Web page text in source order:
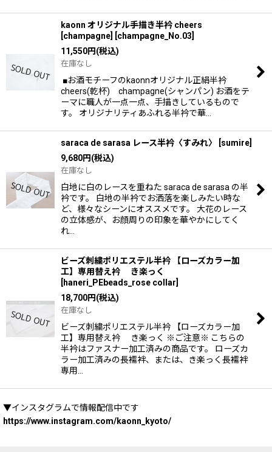
kaonn オリジナル手描き半衿 cheers
[champagne]
champagne_No.03
11,550円(税込)
在庫なし
■お酒モチーフのkaonnオリジナル正絹半衿
cheers(乾杯) champagne(シャンパン) お酒をテ
ーマに職人が一点一点、手描きしているもので
す。 オリジナリティあふれる半衿で華…
saraca de sarasa レース半衿〈すみれ〉 sumire
9,680円(税込)
在庫なし
白地に白のレースを重ねた saraca de sarasa の半
衿です。 白地の半衿でお洒落を楽しみたい時な
ど、様々なシーンにオススメです。 大花のレース
の立体感が、お顔周りの印象を華やかにしてく
れ…
ビーズ刺繍ポリエステル半衿 【ローズカラー加
工】専用替え衿 き楽っく
haneri_PEbeads_rose collar
18,700円(税込)
在庫なし
ビーズ刺繍ポリエステル半衿 【ローズカラー加
工】専用替え衿 き楽っく ※ご注意※ こちらの
半衿はファスナー加工済みの商品です。 ローズカ
ラー加工済みの長襦袢、または、き楽っく長襦袢
専用…
▼インスタグラムで情報配信中です
https://www.instagram.com/kaonn_kyoto/